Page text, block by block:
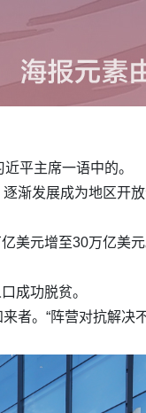
平主席一语中的。
渐发展成为地区开放
美元增至30万亿美
成功脱贫。
者。“阵营对抗解决